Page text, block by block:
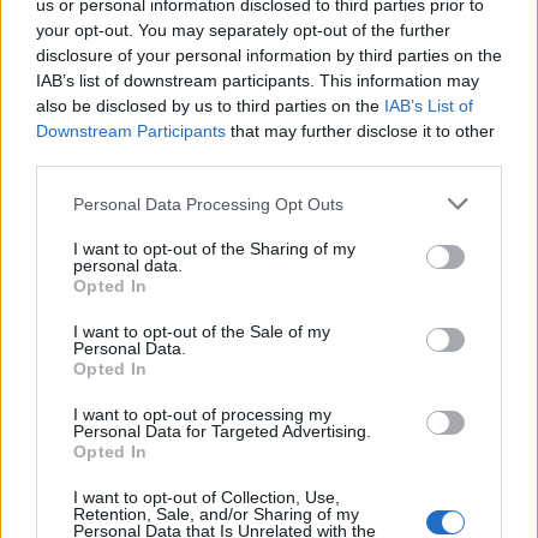
us or personal information disclosed to third parties prior to
your opt-out. You may separately opt-out of the further
disclosure of your personal information by third parties on the
IAB’s list of downstream participants. This information may
also be disclosed by us to third parties on the IAB’s List of
Downstream Participants that may further disclose it to other
Personal Data Processing Opt Outs
I want to opt-out of the Sharing of my
personal data.
Opted In
I want to opt-out of the Sale of my
Personal Data.
Opted In
I want to opt-out of processing my
Personal Data for Targeted Advertising.
Opted In
I want to opt-out of Collection, Use,
Retention, Sale, and/or Sharing of my
Personal Data that Is Unrelated with the
Μυτιλήνης με το χθες
Μια έκθεση διοργανωμένη από τον
Εμπορικό Σύλλογο Μυτιλήνης
ΜΟΥΣΙΚΗ
Η γιορτή της τράτας ζωντάνεψε
ξανά στη Σκάλα Πολιχνίτου
Η αναπαράσταση του παλιού
αλιευτικού εθίμου, οι
παραδοσιακοί χοροί και η μουσική
γέμισαν το λιμάνι το βράδυ της 6ης
Αυγούστου
«Ένα βιβλίο, ένα χαμόγελο» για
τα παιδιά του Κοινωνικού
Φροντιστηρίου Μυτιλήνης
προσπάθειά τους – Ο Ματίν, παιδί
πρόσφυγας, πέρασε στη